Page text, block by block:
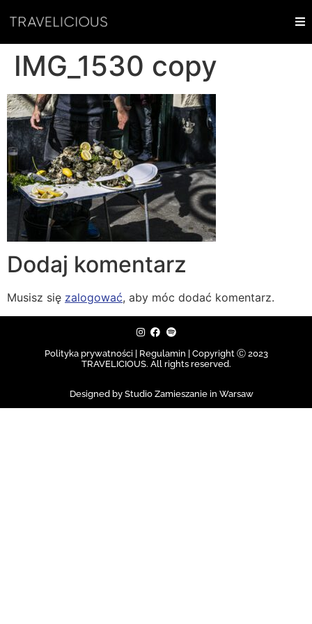
IMG_1530 copy
Dodaj komentarz
Musisz się zalogować, aby móc dodać komentarz.
Polityka prywatności | Regulamin | Copyright Ⓒ 2023
TRAVELICIOUS. All rights reserved.
Designed by Studio Zamieszanie in Warsaw